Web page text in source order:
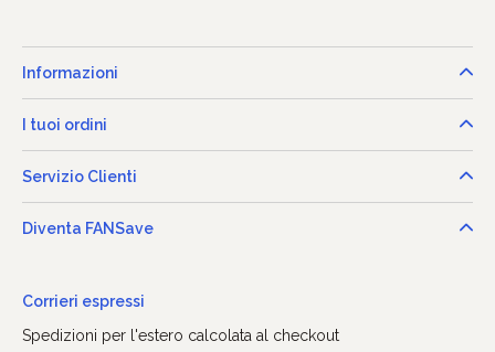
Informazioni
I tuoi ordini
Servizio Clienti
Diventa FANSave
Corrieri espressi
Spedizioni per l'estero calcolata al checkout